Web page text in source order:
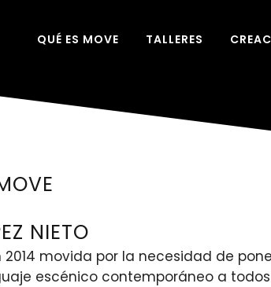
QUÉ ES MOVE TALLERES
NIETO
2014 movida por la necesidad de
escénico contemporáneo a